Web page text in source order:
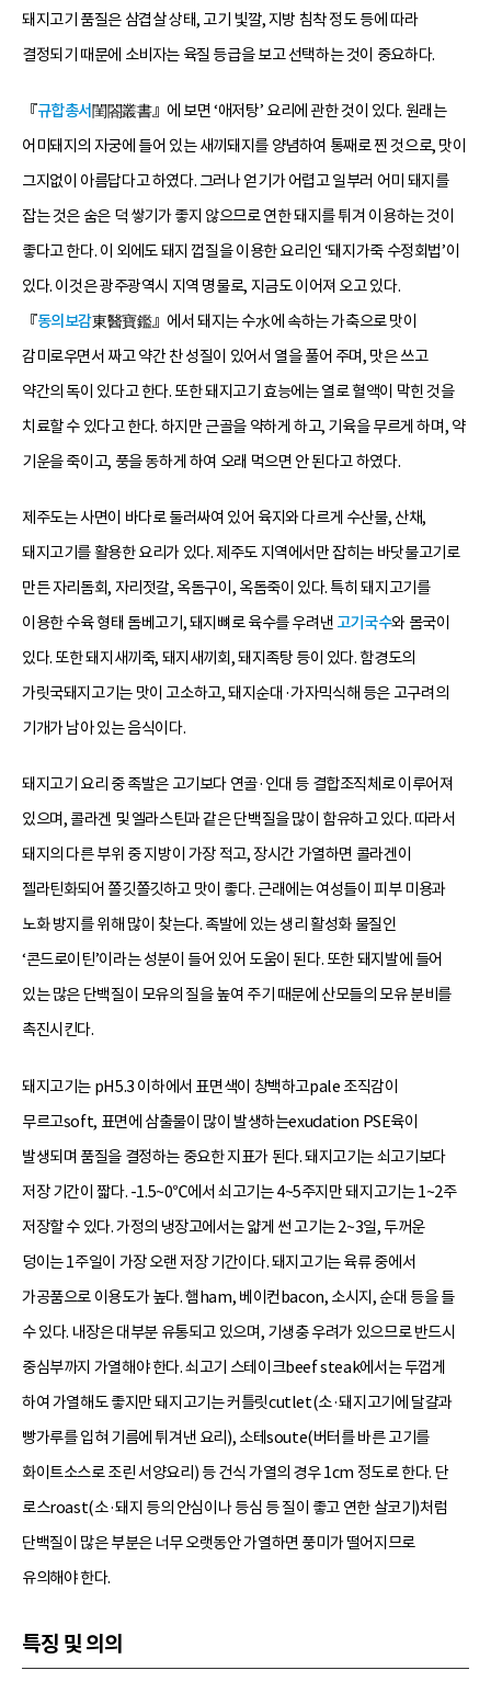
돼지고기 품질은 삼겹살 상태, 고기 빛깔, 지방 침착 정도 등에 따라
결정되기 때문에 소비자는 육질 등급을 보고 선택하는 것이 중요하다.
『규합총서閨閤叢書』에 보면 ‘애저탕’ 요리에 관한 것이 있다. 원래는
어미돼지의 자궁에 들어 있는 새끼돼지를 양념하여 통째로 찐 것으로, 맛이
그지없이 아름답다고 하였다. 그러나 얻기가 어렵고 일부러 어미 돼지를
잡는 것은 숨은 덕 쌓기가 좋지 않으므로 연한 돼지를 튀겨 이용하는 것이
좋다고 한다. 이 외에도 돼지 껍질을 이용한 요리인 ‘돼지가죽 수정회법’이
있다. 이것은 광주광역시 지역 명물로, 지금도 이어져 오고 있다.
『동의보감東醫寶鑑』에서 돼지는 수水에 속하는 가축으로 맛이
감미로우면서 짜고 약간 찬 성질이 있어서 열을 풀어 주며, 맛은 쓰고
약간의 독이 있다고 한다. 또한 돼지고기 효능에는 열로 혈액이 막힌 것을
치료할 수 있다고 한다. 하지만 근골을 약하게 하고, 기육을 무르게 하며, 약
기운을 죽이고, 풍을 동하게 하여 오래 먹으면 안 된다고 하였다.
제주도는 사면이 바다로 둘러싸여 있어 육지와 다르게 수산물, 산채,
돼지고기를 활용한 요리가 있다. 제주도 지역에서만 잡히는 바닷물고기로
만든 자리돔회, 자리젓갈, 옥돔구이, 옥돔죽이 있다. 특히 돼지고기를
이용한 수육 형태 돔베고기, 돼지뼈로 육수를 우려낸 고기국수와 몸국이
있다. 또한 돼지새끼죽, 돼지새끼회, 돼지족탕 등이 있다. 함경도의
가릿국돼지고기는 맛이 고소하고, 돼지순대·가자믹식해 등은 고구려의
기개가 남아 있는 음식이다.
돼지고기 요리 중 족발은 고기보다 연골·인대 등 결합조직체로 이루어져
있으며, 콜라겐 및 엘라스틴과 같은 단백질을 많이 함유하고 있다. 따라서
돼지의 다른 부위 중 지방이 가장 적고, 장시간 가열하면 콜라겐이
젤라틴화되어 쫄깃쫄깃하고 맛이 좋다. 근래에는 여성들이 피부 미용과
노화 방지를 위해 많이 찾는다. 족발에 있는 생리 활성화 물질인
‘콘드로이틴’이라는 성분이 들어 있어 도움이 된다. 또한 돼지발에 들어
있는 많은 단백질이 모유의 질을 높여 주기 때문에 산모들의 모유 분비를
촉진시킨다.
돼지고기는 pH5.3 이하에서 표면색이 창백하고pale 조직감이
무르고soft, 표면에 삼출물이 많이 발생하는exudation PSE육이
발생되며 품질을 결정하는 중요한 지표가 된다. 돼지고기는 쇠고기보다
저장 기간이 짧다. -1.5~0℃에서 쇠고기는 4~5주지만 돼지고기는 1~2주
저장할 수 있다. 가정의 냉장고에서는 얇게 썬 고기는 2~3일, 두꺼운
덩이는 1주일이 가장 오랜 저장 기간이다. 돼지고기는 육류 중에서
가공품으로 이용도가 높다. 햄ham, 베이컨bacon, 소시지, 순대 등을 들
수 있다. 내장은 대부분 유통되고 있으며, 기생충 우려가 있으므로 반드시
중심부까지 가열해야 한다. 쇠고기 스테이크beef steak에서는 두껍게
하여 가열해도 좋지만 돼지고기는 커틀릿cutlet(소·돼지고기에 달걀과
빵가루를 입혀 기름에 튀겨낸 요리), 소테soute(버터를 바른 고기를
화이트소스로 조린 서양요리) 등 건식 가열의 경우 1cm 정도로 한다. 단
로스roast(소·돼지 등의 안심이나 등심 등 질이 좋고 연한 살코기)처럼
단백질이 많은 부분은 너무 오랫동안 가열하면 풍미가 떨어지므로
유의해야 한다.
특징 및 의의